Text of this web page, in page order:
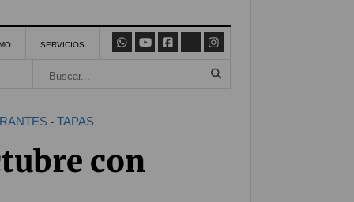
SERVICIOS
- TAPAS
con